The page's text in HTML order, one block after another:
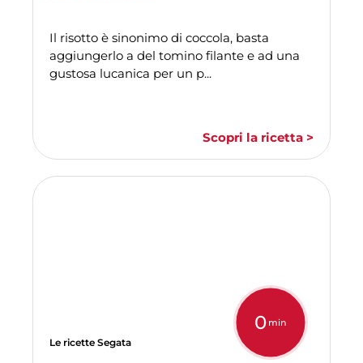
Il risotto è sinonimo di coccola, basta
aggiungerlo a del tomino filante e ad una
gustosa lucanica per un p...
Scopri la ricetta >
0 min
Le ricette Segata